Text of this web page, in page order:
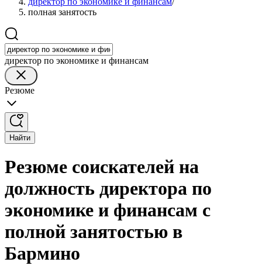
полная занятость
директор по экономике и финансам
Резюме
Найти
Резюме соискателей на
должность директора по
экономике и финансам с
полной занятостью в
Бармино